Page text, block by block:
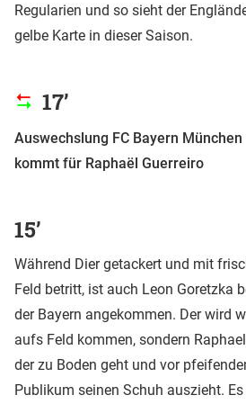
Regularien und so sieht der
gelbe Karte in dieser Saison.
17’
Auswechslung FC Bayern
kommt für Raphaël Guerreiro
15’
Während Dier getackert und mit
Feld betritt, ist auch Leon Goretzka
der Bayern angekommen. Der wird
aufs Feld kommen, sondern
der zu Boden geht und vor
Publikum seinen Schuh auszieht.